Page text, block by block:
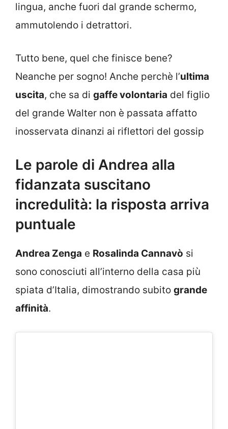
lingua, anche fuori dal grande schermo,
ammutolendo i detrattori.
Tutto bene, quel che finisce bene?
Neanche per sogno! Anche perchè l’ultima
uscita, che sa di gaffe volontaria del figlio
del grande Walter non è passata affatto
inosservata dinanzi ai riflettori del gossip
Le parole di Andrea alla
fidanzata suscitano
incredulità: la risposta arriva
puntuale
Andrea Zenga e Rosalinda Cannavò si
sono conosciuti all’interno della casa più
spiata d’Italia, dimostrando subito grande
affinità.